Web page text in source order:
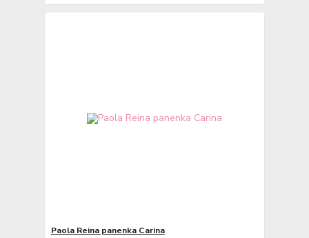
Paola Reina panenka Carina